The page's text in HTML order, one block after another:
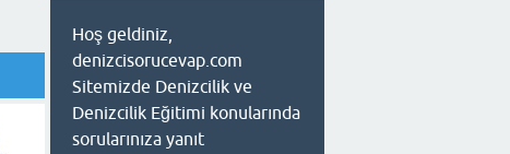
Hoş geldiniz,
denizcisorucevap.com
Sitemizde Denizcilik ve
Denizcilik Eğitimi konularında
sorularınıza yanıt